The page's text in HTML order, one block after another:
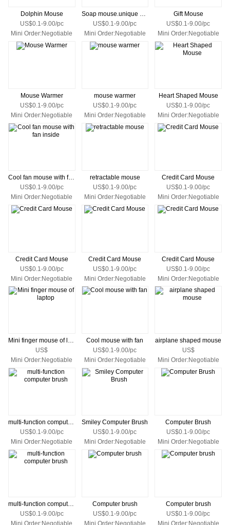
Dolphin Mouse
US$0.1-9.00/pc
Mini Order:Negotiable
Soap mouse.unique mouse
US$0.1-9.00/pc
Mini Order:Negotiable
Gift Mouse
US$0.1-9.00/pc
Mini Order:Negotiable
Mouse Warmer
US$0.1-9.00/pc
Mini Order:Negotiable
mouse warmer
US$0.1-9.00/pc
Mini Order:Negotiable
Heart Shaped Mouse
US$0.1-9.00/pc
Mini Order:Negotiable
Cool fan mouse with fan inside
US$0.1-9.00/pc
Mini Order:Negotiable
retractable mouse
US$0.1-9.00/pc
Mini Order:Negotiable
Credit Card Mouse
US$0.1-9.00/pc
Mini Order:Negotiable
Credit Card Mouse
US$0.1-9.00/pc
Mini Order:Negotiable
Credit Card Mouse
US$0.1-9.00/pc
Mini Order:Negotiable
Credit Card Mouse
US$0.1-9.00/pc
Mini Order:Negotiable
Mini finger mouse of laptop
US$
Mini Order:Negotiable
Cool mouse with fan
US$0.1-9.00/pc
Mini Order:Negotiable
airplane shaped mouse
US$
Mini Order:Negotiable
multi-function computer brush
US$0.1-9.00/pc
Mini Order:Negotiable
Smiley Computer Brush
US$0.1-9.00/pc
Mini Order:Negotiable
Computer Brush
US$0.1-9.00/pc
Mini Order:Negotiable
multi-function computer brush
US$0.1-9.00/pc
Mini Order:Negotiable
Computer brush
US$0.1-9.00/pc
Mini Order:Negotiable
Computer brush
US$0.1-9.00/pc
Mini Order:Negotiable